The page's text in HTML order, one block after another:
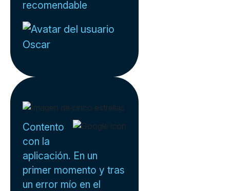
recomendable
Oscar
Contento
con la
aplicación. En un
primer momento y tras
un error mío en el